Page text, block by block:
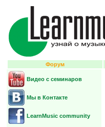
Форум
Видео с семинаров
Мы в Контакте
LearnMusic community